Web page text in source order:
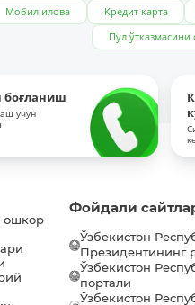
Мобил илова Кредит карта
Пул
боғланиш
учун
ошкор
Фойдали
Ўзбекистон
Президентининг
Ўзбекистон
портали
Ўзбекистон